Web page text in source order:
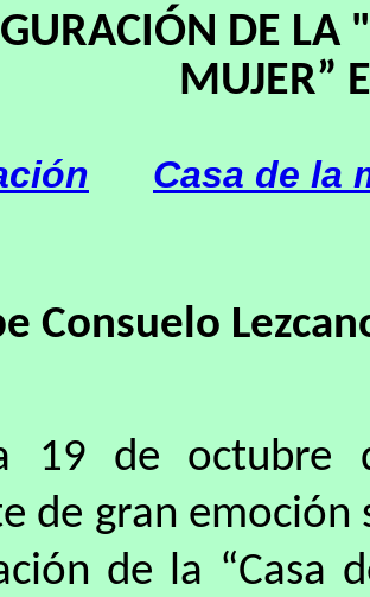
DE LA
MUJER”
Casa de la
Consuelo
19 de octubre
de gran
de la